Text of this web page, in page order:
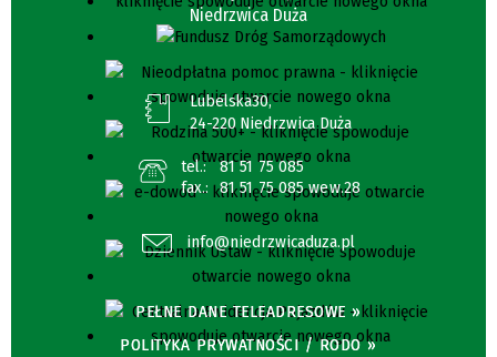
Niedrzwica Duża
Lubelska30,
24-220 Niedrzwica Duża
tel.:
81 51 75 085
fax.:
81 51 75 085 wew.28
info@niedrzwicaduza.pl
PEŁNE DANE TELEADRESOWE »
POLITYKA PRYWATNOŚCI / RODO »